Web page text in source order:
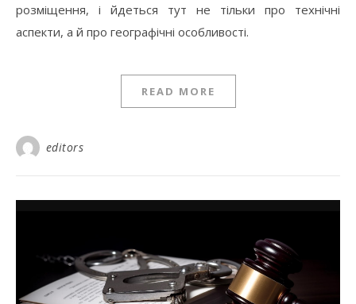
розміщення, і йдеться тут не тільки про технічні
аспекти, а й про географічні особливості.
READ MORE
editors